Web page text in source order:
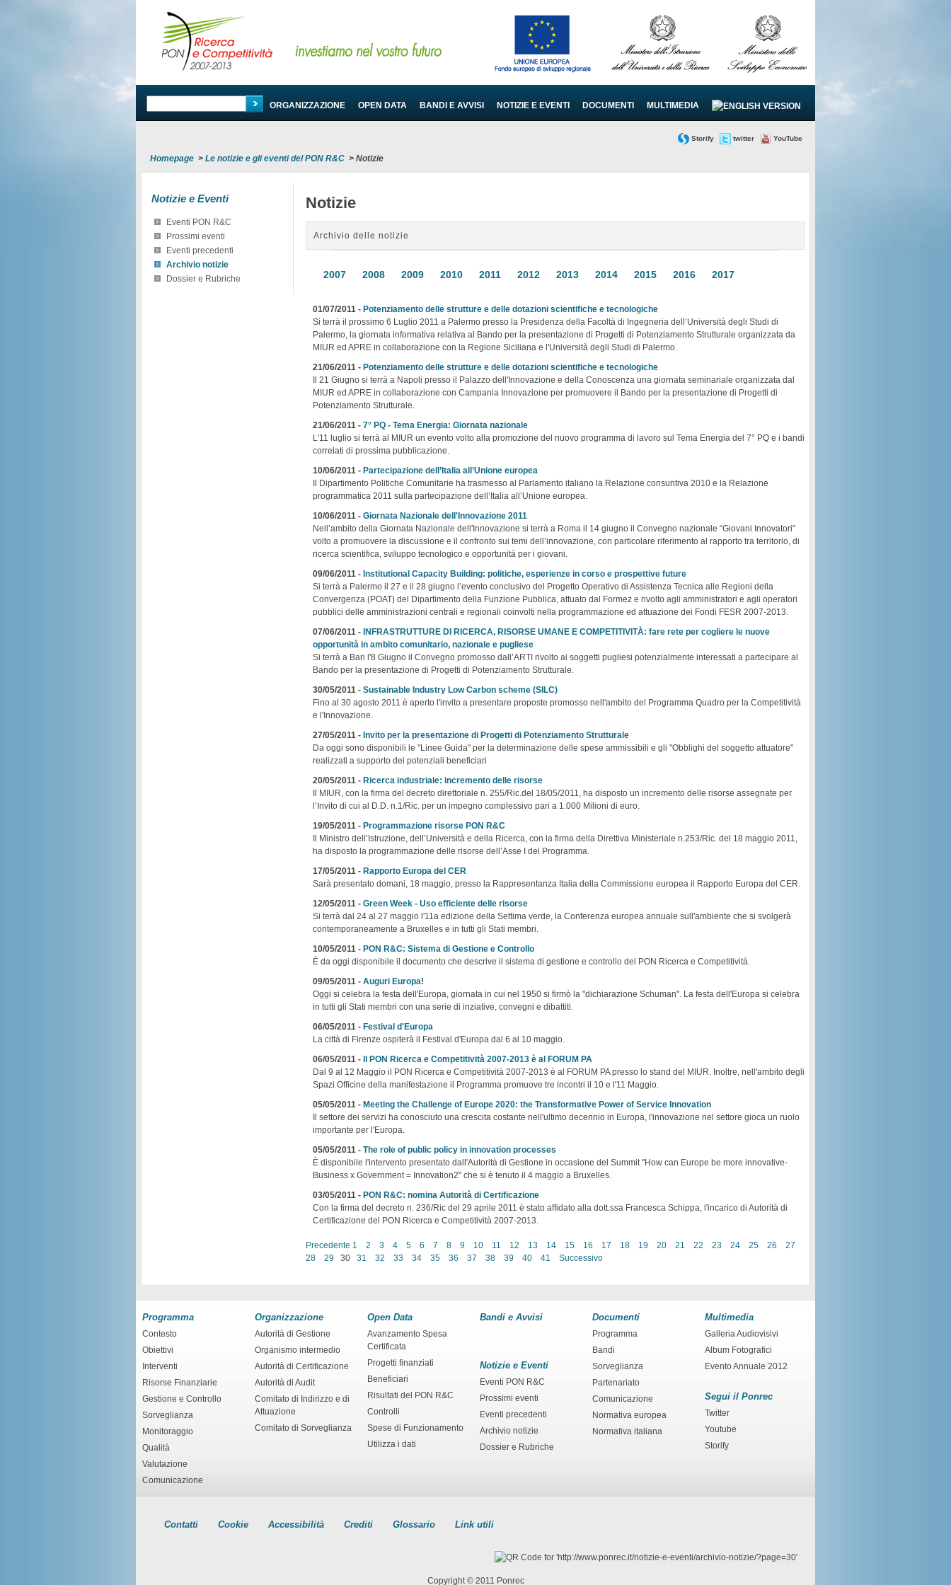
PROGRAMMA ORGANIZZAZIONE OPEN DATA BANDI E AVVISI NOTIZIE E EVENTI DOCUMENTI MULTIMEDIA
Storify twitter YouTube
Homepage > Le notizie e gli eventi del PON R&C > Notizie
Notizie e Eventi
Eventi PON R&C
Prossimi eventi
Eventi precedenti
Archivio notizie
Dossier e Rubriche
Notizie
Archivio delle notizie
2007 2008 2009 2010 2011 2012 2013 2014 2015 2016 2017
01/07/2011 - Potenziamento delle strutture e delle dotazioni scientifiche e tecnologiche
Si terrà il prossimo 6 Luglio 2011 a Palermo presso la Presidenza della Facoltà di Ingegneria dell’Università degli Studi di
Palermo, la giornata informativa relativa al Bando per la presentazione di Progetti di Potenziamento Strutturale organizzata da
MIUR ed APRE in collaborazione con la Regione Siciliana e l'Università degli Studi di Palermo.
21/06/2011 - Potenziamento delle strutture e delle dotazioni scientifiche e tecnologiche
Il 21 Giugno si terrà a Napoli presso il Palazzo dell'Innovazione e della Conoscenza una giornata seminariale organizzata dal
MIUR ed APRE in collaborazione con Campania Innovazione per promuovere il Bando per la presentazione di Progetti di
Potenziamento Strutturale.
21/06/2011 - 7° PQ - Tema Energia: Giornata nazionale
L'11 luglio si terrà al MIUR un evento volto alla promozione del nuovo programma di lavoro sul Tema Energia del 7° PQ e i bandi
correlati di prossima pubblicazione.
10/06/2011 - Partecipazione dell’Italia all’Unione europea
Il Dipartimento Politiche Comunitarie ha trasmesso al Parlamento italiano la Relazione consuntiva 2010 e la Relazione
programmatica 2011 sulla partecipazione dell’Italia all’Unione europea.
10/06/2011 - Giornata Nazionale dell'Innovazione 2011
Nell’ambito della Giornata Nazionale dell'Innovazione si terrà a Roma il 14 giugno il Convegno nazionale “Giovani Innovatori”
volto a promuovere la discussione e il confronto sui temi dell’innovazione, con particolare riferimento al rapporto tra territorio, di
ricerca scientifica, sviluppo tecnologico e opportunità per i giovani.
09/06/2011 - Institutional Capacity Building: politiche, esperienze in corso e prospettive future
Si terrà a Palermo il 27 e il 28 giugno l’evento conclusivo del Progetto Operativo di Assistenza Tecnica alle Regioni della
Convergenza (POAT) del Dipartimento della Funzione Pubblica, attuato dal Formez e rivolto agli amministratori e agli operatori
pubblici delle amministrazioni centrali e regionali coinvolti nella programmazione ed attuazione dei Fondi FESR 2007-2013.
07/06/2011 - INFRASTRUTTURE DI RICERCA, RISORSE UMANE E COMPETITIVITÀ: fare rete per cogliere le nuove
opportunità in ambito comunitario, nazionale e pugliese
Si terrà a Bari l'8 Giugno il Convegno promosso dall’ARTI rivolto ai soggetti pugliesi potenzialmente interessati a partecipare al
Bando per la presentazione di Progetti di Potenziamento Strutturale.
30/05/2011 - Sustainable Industry Low Carbon scheme (SILC)
Fino al 30 agosto 2011 è aperto l'invito a presentare proposte promosso nell'ambito del Programma Quadro per la Competitività
e l'Innovazione.
27/05/2011 - Invito per la presentazione di Progetti di Potenziamento Strutturale
Da oggi sono disponibili le "Linee Guida" per la determinazione delle spese ammissibili e gli "Obblighi del soggetto attuatore"
realizzati a supporto dei potenziali beneficiari
20/05/2011 - Ricerca industriale: incremento delle risorse
Il MIUR, con la firma del decreto direttoriale n. 255/Ric.del 18/05/2011, ha disposto un incremento delle risorse assegnate per
l’Invito di cui al D.D. n.1/Ric. per un impegno complessivo pari a 1.000 Milioni di euro.
19/05/2011 - Programmazione risorse PON R&C
Il Ministro dell’Istruzione, dell’Università e della Ricerca, con la firma della Direttiva Ministeriale n.253/Ric. del 18 maggio 2011,
ha disposto la programmazione delle risorse dell’Asse I del Programma.
17/05/2011 - Rapporto Europa del CER
Sarà presentato domani, 18 maggio, presso la Rappresentanza Italia della Commissione europea il Rapporto Europa del CER.
12/05/2011 - Green Week - Uso efficiente delle risorse
Si terrà dal 24 al 27 maggio l'11a edizione della Settima verde, la Conferenza europea annuale sull'ambiente che si svolgerà
contemporaneamente a Bruxelles e in tutti gli Stati membri.
10/05/2011 - PON R&C: Sistema di Gestione e Controllo
È da oggi disponibile il documento che descrive il sistema di gestione e controllo del PON Ricerca e Competitività.
09/05/2011 - Auguri Europa!
Oggi si celebra la festa dell'Europa, giornata in cui nel 1950 si firmò la "dichiarazione Schuman". La festa dell'Europa si celebra
in tutti gli Stati membri con una serie di inziative, convegni e dibattiti.
06/05/2011 - Festival d'Europa
La città di Firenze ospiterà il Festival d'Europa dal 6 al 10 maggio.
06/05/2011 - Il PON Ricerca e Competitività 2007-2013 è al FORUM PA
Dal 9 al 12 Maggio il PON Ricerca e Competitività 2007-2013 è al FORUM PA presso lo stand del MIUR. Inoltre, nell'ambito degli
Spazi Officine della manifestazione il Programma promuove tre incontri il 10 e l'11 Maggio.
05/05/2011 - Meeting the Challenge of Europe 2020: the Transformative Power of Service Innovation
Il settore dei servizi ha conosciuto una crescita costante nell'ultimo decennio in Europa, l'innovazione nel settore gioca un ruolo
importante per l'Europa.
05/05/2011 - The role of public policy in innovation processes
È disponibile l'intervento presentato dall'Autorità di Gestione in occasione del Summit "How can Europe be more innovative-
Business x Government = Innovation2" che si è tenuto il 4 maggio a Bruxelles.
03/05/2011 - PON R&C: nomina Autorità di Certificazione
Con la firma del decreto n. 236/Ric del 29 aprile 2011 è stato affidato alla dott.ssa Francesca Schippa, l'incarico di Autorità di
Certificazione del PON Ricerca e Competitività 2007-2013.
Precedente 1 2 3 4 5 6 7 8 9 10 11 12 13 14 15 16 17 18 19 20 21 22 23 24 25 26
27
28
29 30 31 32 33 34 35 36 37 38 39 40 41 Successivo
Programma
Contesto
Obiettivi
Interventi
Risorse Finanziarie
Gestione e Controllo
Sorveglianza
Monitoraggio
Qualità
Valutazione
Comunicazione
Organizzazione
Autorità di Gestione
Organismo intermedio
Autorità di Certificazione
Autorità di Audit
Comitato di Indirizzo e di
Attuazione
Comitato di Sorveglianza
Open Data
Avanzamento Spesa
Certificata
Progetti finanziati
Beneficiari
Risultati del PON R&C
Controlli
Spese di Funzionamento
Utilizza i dati
Bandi e Avvisi
Notizie e Eventi
Eventi PON R&C
Prossimi eventi
Eventi precedenti
Archivio notizie
Dossier e Rubriche
Documenti
Programma
Bandi
Sorveglianza
Partenariato
Comunicazione
Normativa europea
Normativa italiana
Multimedia
Galleria Audiovisivi
Album Fotografici
Evento Annuale 2012
Segui il Ponrec
Twitter
Youtube
Storify
Contatti Cookie Accessibilità Crediti Glossario Link utili
Copyright © 2011 Ponrec